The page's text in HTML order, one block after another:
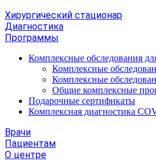
Хирургический стационар
Диагностика
Программы
Комплексные обследования
Комплексные
Комплексные
Общие комплексные
Подарочные сертификаты
Комплексная диагностика
Врачи
Пациентам
О центре